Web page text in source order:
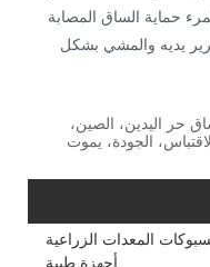
حماية الساق المصابة
يديه والمشي بشكل
حر اليدين، الصين،
الجودة، يموت
المعدات الزراعية
أجهزة طبية